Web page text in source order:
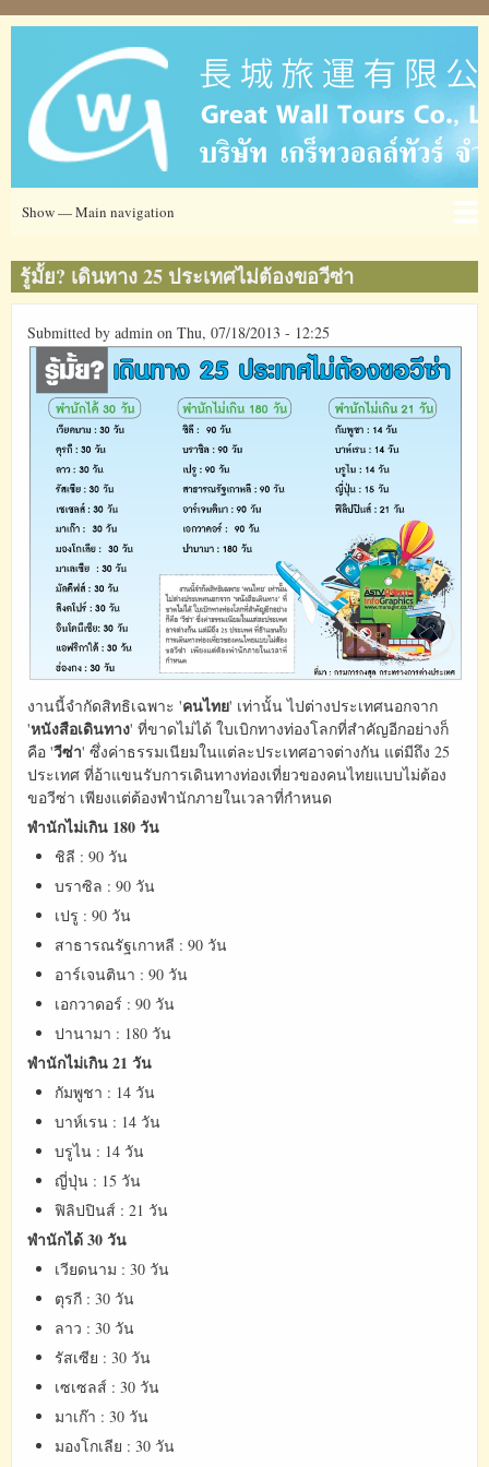
Skip
content
Main
Show — Main navigation
Ticket
โรงแรม
ข่าวสาร
ข้อมูลการท่องเที่ยว
เกี่ยวกับเรา
ที่อยู่
รู้มั้ย? เดินทาง 25 ประเทศไม่ต้องขอวีซ่า
Submitted by admin on Thu, 07/18/2013 - 12:25
งานนี้จำกัดสิทธิเฉพาะ 'คนไทย' เท่านั้น ไปต่างประเทศนอกจาก
'หนังสือเดินทาง' ที่ขาดไม่ได้ ใบเบิกทางท่องโลกที่สำคัญอีกอย่างก็
คือ 'วีซ่า' ซึ่งค่าธรรมเนียมในแต่ละประเทศอาจต่างกัน แต่มีถึง 25
ประเทศ ที่อ้าแขนรับการเดินทางท่องเที่ยวของคนไทยแบบไม่ต้อง
ขอวีซ่า เพียงแต่ต้องพำนักภายในเวลาที่กำหนด
พำนักไม่เกิน 180 วัน
ชิลี : 90 วัน
บราซิล : 90 วัน
เปรู : 90 วัน
สาธารณรัฐเกาหลี : 90 วัน
อาร์เจนตินา : 90 วัน
เอกวาดอร์ : 90 วัน
ปานามา : 180 วัน
พำนักไม่เกิน 21 วัน
กัมพูชา : 14 วัน
บาห์เรน : 14 วัน
บรูไน : 14 วัน
ญี่ปุ่น : 15 วัน
ฟิลิปปินส์ : 21 วัน
พำนักได้ 30 วัน
เวียดนาม : 30 วัน
ตุรกี : 30 วัน
ลาว : 30 วัน
รัสเซีย : 30 วัน
เซเซลส์ : 30 วัน
มาเก๊า : 30 วัน
มองโกเลีย : 30 วัน